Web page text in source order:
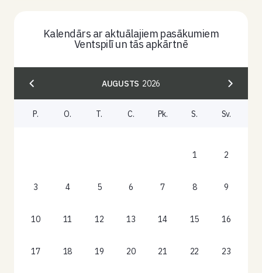
Kalendārs ar aktuālajiem pasākumiem
Ventspilī un tās apkārtnē
AUGUSTS 2026
P. O. T. C. Pk. S. Sv.
1 2
3 4 5 6 7 8 9
10 11 12 13 14 15 16
17 18 19 20 21 22 23